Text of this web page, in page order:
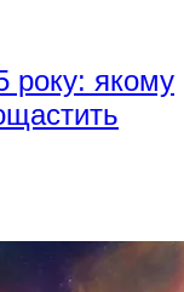
року: якому